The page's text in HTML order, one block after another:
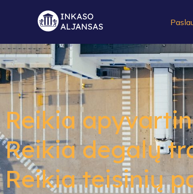
Reikia
Reikia degalų
Reikia teisinių